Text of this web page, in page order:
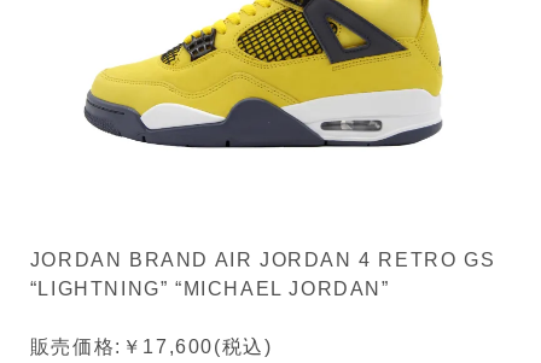
JORDAN BRAND AIR JORDAN 4 RETRO GS
“LIGHTNING” “MICHAEL JORDAN”
販売価格:￥17,600(税込)